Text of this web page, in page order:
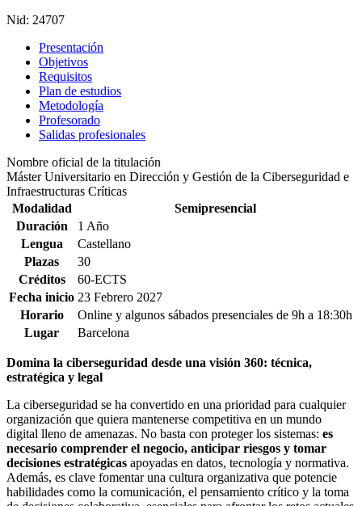
Nid: 24707
Presentación
Objetivos
Requisitos
Plan de estudios
Metodología
Profesorado
Salidas profesionales
Nombre oficial de la titulación
Máster Universitario en Dirección y Gestión de la Ciberseguridad e
Infraestructuras Críticas
Modalidad
Semipresencial
Duración
1 Año
Lengua
Castellano
Plazas
30
Créditos
60-ECTS
Fecha inicio 23 Febrero 2027
Horario
Online y algunos sábados presenciales de 9h a 18:30h
Lugar
Barcelona
Domina la ciberseguridad desde una visión 360: técnica,
estratégica y legal
La ciberseguridad se ha convertido en una prioridad para cualquier
organización que quiera mantenerse competitiva en un mundo
digital lleno de amenazas. No basta con proteger los sistemas: es
necesario comprender el negocio, anticipar riesgos y tomar
decisiones estratégicas apoyadas en datos, tecnología y normativa.
Además, es clave fomentar una cultura organizativa que potencie
habilidades como la comunicación, el pensamiento crítico y la toma